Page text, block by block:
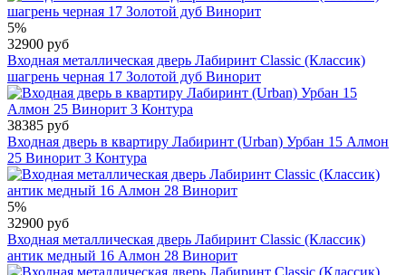
5%
32900 руб
Входная металлическая дверь Лабиринт Classic (Классик)
шагрень черная 17 Золотой дуб Винорит
38385 руб
Входная дверь в квартиру Лабиринт (Urban) Урбан 15 Алмон
25 Винорит 3 Контура
5%
32900 руб
Входная металлическая дверь Лабиринт Classic (Классик)
антик медный 16 Алмон 28 Винорит